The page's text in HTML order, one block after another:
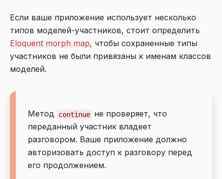
Если ваше приложение использует несколько
типов моделей-участников, стоит определить
Eloquent morph map, чтобы сохраненные типы
участников не были привязаны к именам классов
моделей.
Метод continue не проверяет, что
переданный участник владеет
разговором. Ваше приложение должно
авторизовать доступ к разговору перед
его продолжением.